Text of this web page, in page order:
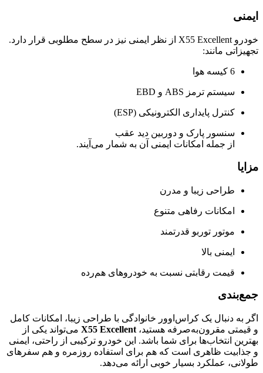
ایمنی
خودرو X55 Excellent از نظر ایمنی نیز در سطح مطلوبی قرار دارد.
تجهیزاتی مانند:
6 کیسه هوا
سیستم ترمز ABS و EBD
کنترل پایداری الکترونیکی (ESP)
سنسور پارک و دوربین دید عقب
از جمله امکانات ایمنی آن به شمار می‌آیند.
مزایا
طراحی زیبا و مدرن
امکانات رفاهی متنوع
موتور توربو قدرتمند
ایمنی بالا
قیمت رقابتی نسبت به خودروهای هم‌رده
جمع‌بندی
اگر به دنبال یک کراس‌اوور خانوادگی با طراحی زیبا، امکانات کامل
و قیمتی مقرون‌به‌صرفه هستید، X55 Excellent می‌تواند یکی از
بهترین انتخاب‌ها برای شما باشد. این خودرو ترکیبی از راحتی، ایمنی
و جذابیت ظاهری است که هم برای استفاده روزمره و هم سفرهای
طولانی، عملکرد بسیار خوبی ارائه می‌دهد.